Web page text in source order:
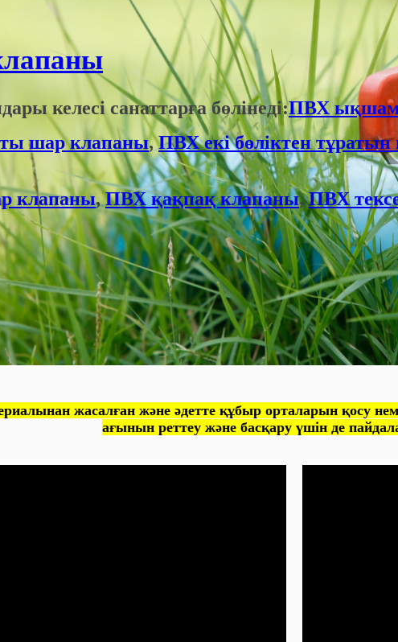
келесі санаттарға бөлінеді:ПВХ ықшам
шар клапаны,ПВХ екі бөліктен
клапаны,ПВХ қақпақ клапаны,ПВХ
жасалған және әдетте құбыр орталарын қосу
ағынын реттеу және басқару үшін де